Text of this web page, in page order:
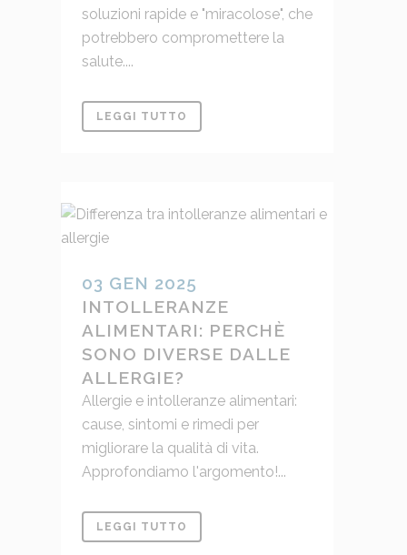
soluzioni rapide e "miracolose", che
potrebbero compromettere la
salute....
LEGGI TUTTO
03 GEN 2025
INTOLLERANZE
ALIMENTARI: PERCHÈ
SONO DIVERSE DALLE
ALLERGIE?
Allergie e intolleranze alimentari:
cause, sintomi e rimedi per
migliorare la qualità di vita.
Approfondiamo l'argomento!...
LEGGI TUTTO